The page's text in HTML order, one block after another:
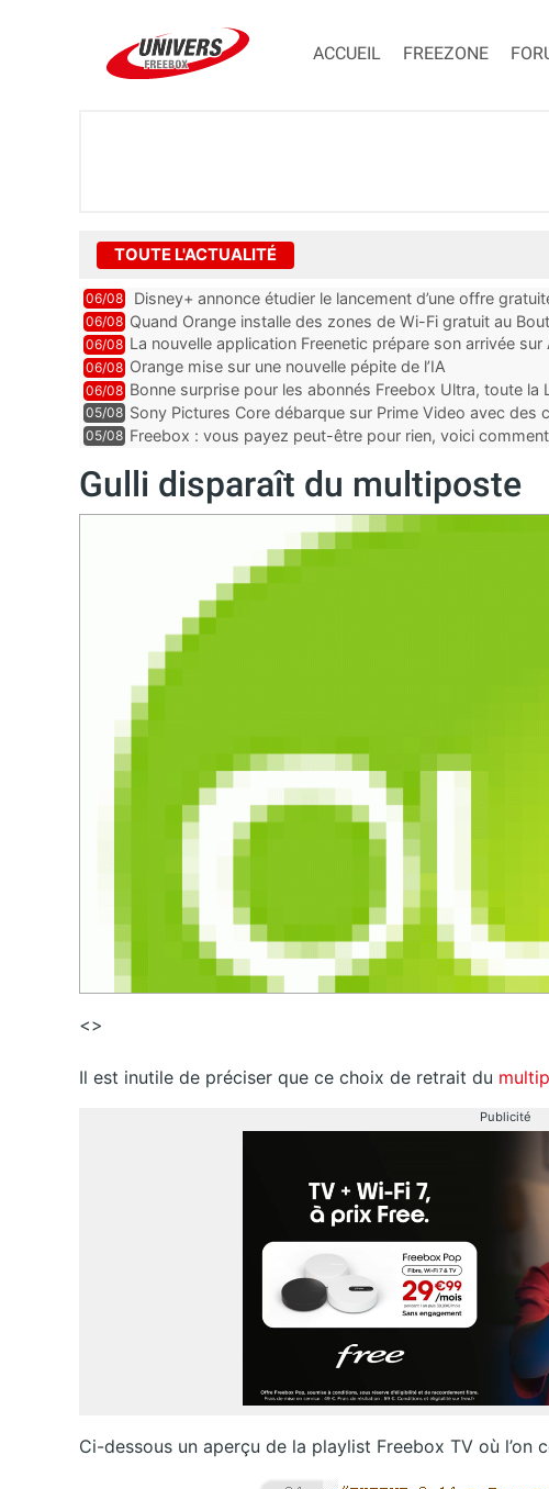
ACCUEIL FREEZONE
TOUTE L'ACTUALITÉ
06/08 Disney+ annonce étudier le lancement d’une offre
06/08 Quand Orange installe des zones de Wi-Fi gratuit au
06/08 La nouvelle application Freenetic prépare son arrivée
abonnés Freebox, testez la
06/08 Orange mise sur une nouvelle pépite de l’IA
06/08 Bonne surprise pour les abonnés Freebox Ultra, toute la
inclus
05/08 Sony Pictures Core débarque sur Prime Video avec des
05/08 Freebox : vous payez peut-être pour rien, voici
Gulli disparaît du multiposte
<>
Il est inutile de préciser que ce choix de retrait du
Publicité
Ci-dessous un aperçu de la playlist Freebox TV où l’on